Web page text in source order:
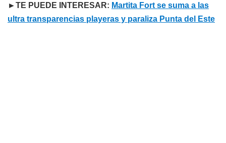
►TE PUEDE INTERESAR: Martita Fort se suma a las
ultra transparencias playeras y paraliza Punta del Este